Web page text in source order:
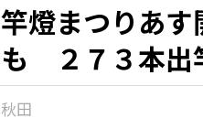
竿燈まつりあ
も ２７３本出
秋田